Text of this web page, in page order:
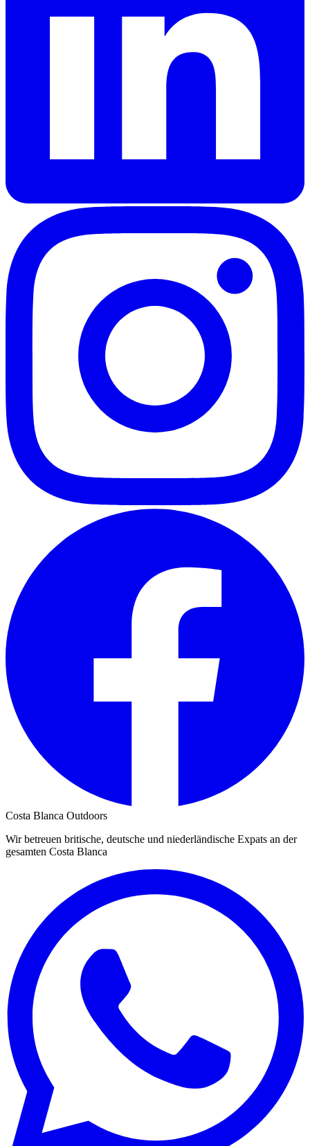
Costa Blanca Outdoors
Wir betreuen britische, deutsche und niederländische Expats an der
gesamten Costa Blanca